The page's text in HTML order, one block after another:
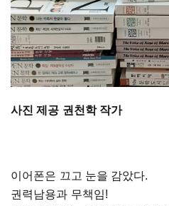
사진 제공 권천학 작가
이어폰은 끄고 눈을 감았다.
권력남용과 무책임!